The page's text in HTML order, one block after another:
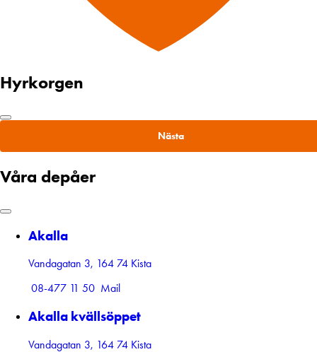
Hyrkorgen
Nästa
Våra depåer
Akalla
Vandagatan 3, 164 74 Kista
08-477 11 50 Mail
Akalla kvällsöppet
Vandagatan 3, 164 74 Kista